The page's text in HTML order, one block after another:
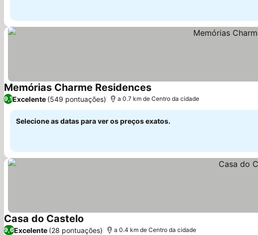
Memórias Charme ResidencesVer preços
9,1Excelente (549 pontuações) a 0.7 km de Centro da cidade
Selecione as datas para ver os preços exatos.
Casa do Castelo Ver preços
9,6Excelente (28 pontuações) a 0.4 km de Centro da cidade